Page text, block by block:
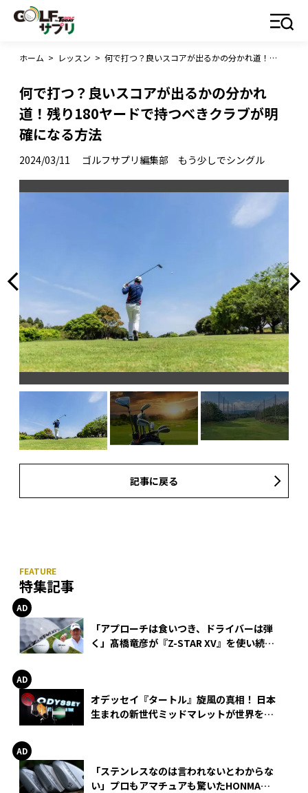
ホーム > レッスン > 何で打つ？良いスコアが出るかの分かれ道！残り180ヤードで持つべきクラブが明確になる方法
何で打つ？良いスコアが出るかの分かれ
道！残り180ヤードで持つべきクラブが明
確になる方法
2024/03/11 ゴルフサプリ編集部 もう少しでシングル
記事に戻る
特集記事
「アプローチは食いつき、ドライバーは弾
く」髙橋竜彦が『Z-STAR XV』を使い続け
オデッセイ『タートル』旋風の真相！ 日本
生まれの新世代ミッドマレットが世界を席
「ステンレスなのは言われないとわからな
い」プロもアマチュアも驚いたHONMA